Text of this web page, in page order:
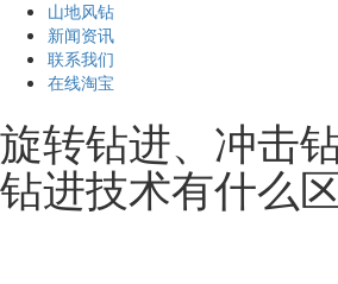
山地风钻
新闻资讯
联系我们
在线淘宝
旋转钻进、冲击
钻进技术有什么